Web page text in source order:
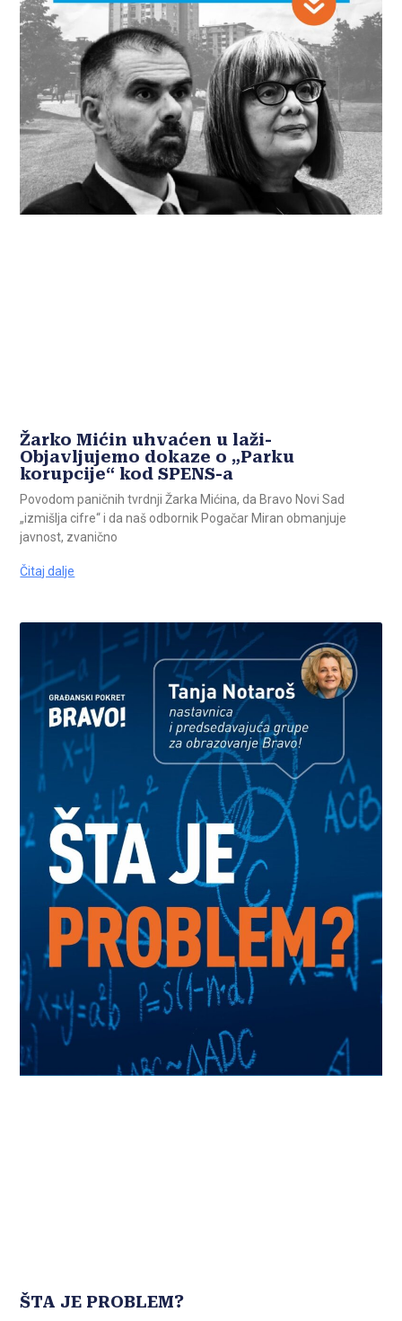
Žarko Mićin uhvaćen u laži-
Objavljujemo dokaze o „Parku
korupcije“ kod SPENS-a
Povodom paničnih tvrdnji Žarka Mićina, da Bravo Novi Sad
„izmišlja cifre“ i da naš odbornik Pogačar Miran obmanjuje
javnost, zvanično
Čitaj dalje
ŠTA JE PROBLEM?